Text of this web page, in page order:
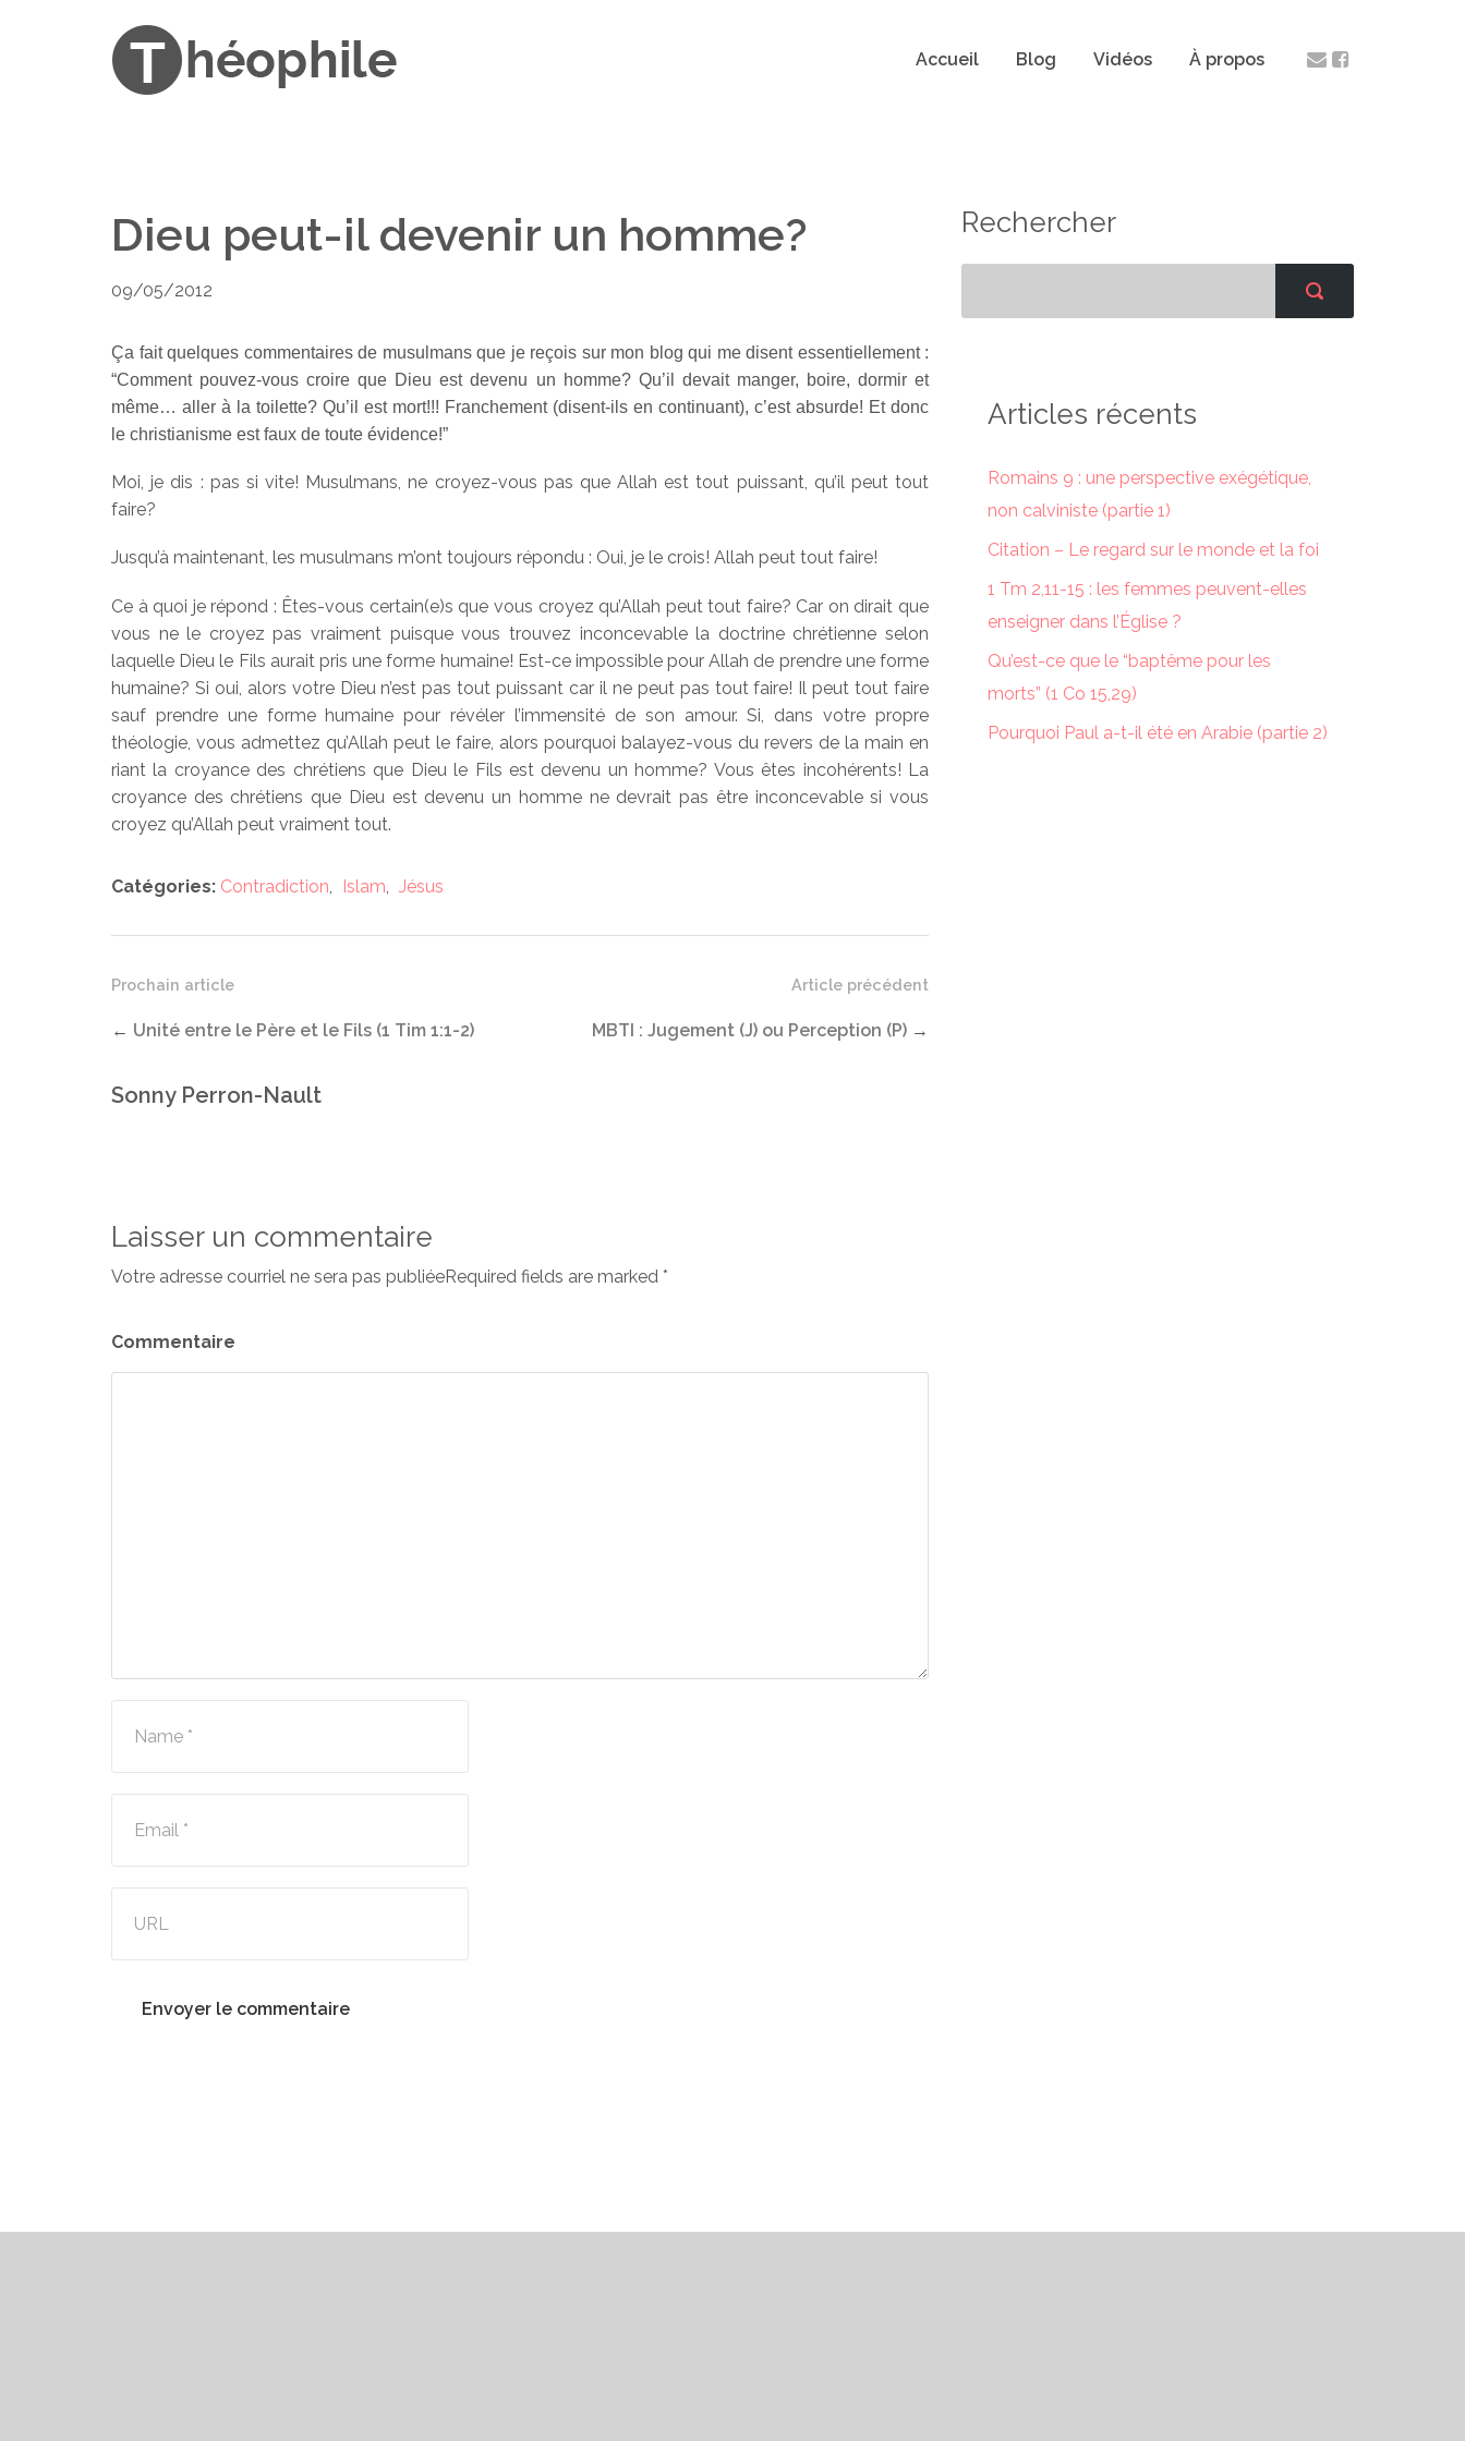
Accueil Blog Vidéos À propos
Dieu peut-il devenir un homme?
09/05/2012
Ça fait quelques commentaires de musulmans que je reçois sur mon blog qui me disent essentiellement :
“Comment pouvez-vous croire que Dieu est devenu un homme? Qu’il devait manger, boire, dormir et
même… aller à la toilette? Qu’il est mort!!! Franchement (disent-ils en continuant), c’est absurde! Et donc
le christianisme est faux de toute évidence!”
Moi, je dis : pas si vite! Musulmans, ne croyez-vous pas que Allah est tout puissant, qu’il peut tout
faire?
Jusqu’à maintenant, les musulmans m’ont toujours répondu : Oui, je le crois! Allah peut tout faire!
Ce à quoi je répond : Êtes-vous certain(e)s que vous croyez qu’Allah peut tout faire? Car on dirait que
vous ne le croyez pas vraiment puisque vous trouvez inconcevable la doctrine chrétienne selon
laquelle Dieu le Fils aurait pris une forme humaine! Est-ce impossible pour Allah de prendre une forme
humaine? Si oui, alors votre Dieu n’est pas tout puissant car il ne peut pas tout faire! Il peut tout faire
sauf prendre une forme humaine pour révéler l’immensité de son amour. Si, dans votre propre
théologie, vous admettez qu’Allah peut le faire, alors pourquoi balayez-vous du revers de la main en
riant la croyance des chrétiens que Dieu le Fils est devenu un homme? Vous êtes incohérents! La
croyance des chrétiens que Dieu est devenu un homme ne devrait pas être inconcevable si vous
croyez qu’Allah peut vraiment tout.
Catégories: Contradiction Islam Jésus
Article précédent
MBTI : Jugement (J) ou Perception (P) →
Prochain article
← Unité entre le Père et le Fils (1 Tim 1:1-2)
Sonny Perron-Nault
Laisser un commentaire
Votre adresse courriel ne sera pas publiéeRequired fields are marked *
Commentaire
Rechercher
Articles récents
Romains 9 : une perspective exégétique,
non calviniste (partie 1)
Citation – Le regard sur le monde et la foi
1 Tm 2,11-15 : les femmes peuvent-elles
enseigner dans l’Église ?
Qu’est-ce que le “baptême pour les
morts” (1 Co 15,29)
Pourquoi Paul a-t-il été en Arabie (partie 2)